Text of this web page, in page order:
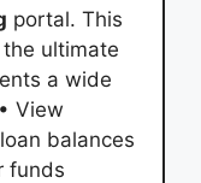
portal. This
ultimate
a wide
View
balances
funds